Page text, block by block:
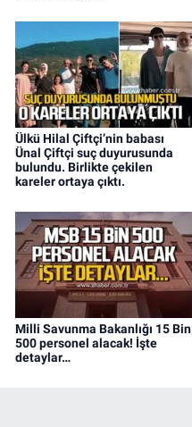
Ülkü Hilal Çiftçi’nin babası
Ünal Çiftçi suç duyurusunda
bulundu. Birlikte çekilen
kareler ortaya çıktı.
Milli Savunma Bakanlığı 15 Bin
500 personel alacak! İşte
detaylar…